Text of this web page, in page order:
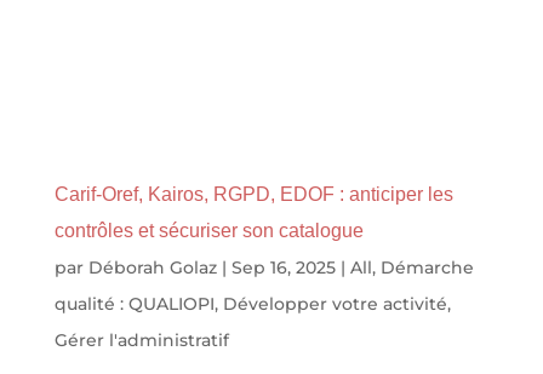
Carif-Oref, Kairos, RGPD, EDOF : anticiper les
contrôles et sécuriser son catalogue
par Déborah Golaz| Sep 16, 2025| All, Démarche
qualité : QUALIOPI, Développer votre activité,
Gérer l'administratif